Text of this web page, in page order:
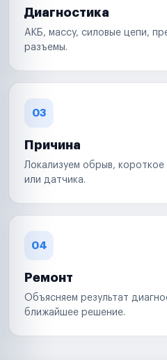
Диагностика
АКБ, массу, силовые цепи,
разъемы.
03
Причина
Локализуем обрыв,
или датчика.
04
Ремонт
Объясняем результат
ближайшее решение.